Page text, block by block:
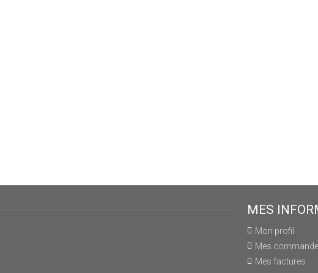
MES
Mon profil
Mes
Mes factures